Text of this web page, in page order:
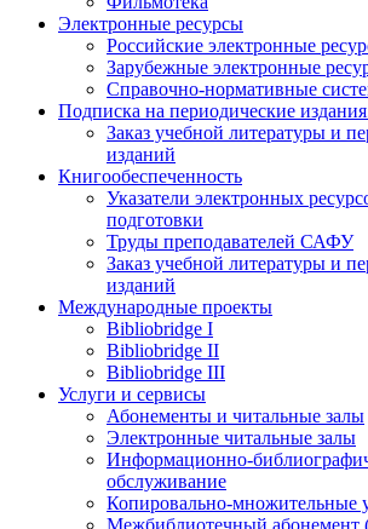
Электронные ресурсы
Российские электронные
Зарубежные электронные
Справочно-нормативные
Подписка на периодические
Заказ учебной литературы и
изданий
Книгообеспеченность
Указатели электронных
подготовки
Труды преподавателей САФУ
Заказ учебной литературы и
изданий
Международные проекты
Bibliobridge I
Bibliobridge II
Bibliobridge III
Услуги и сервисы
Абонементы и читальные залы
Электронные читальные залы
Информационно-
обслуживание
Копировально-множительные
Межбиблиотечный